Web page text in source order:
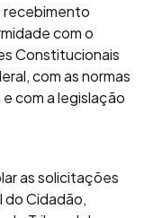
recebimento
com o
Constitucionais
com as normas
com a legislação
as solicitações
do Cidadão,